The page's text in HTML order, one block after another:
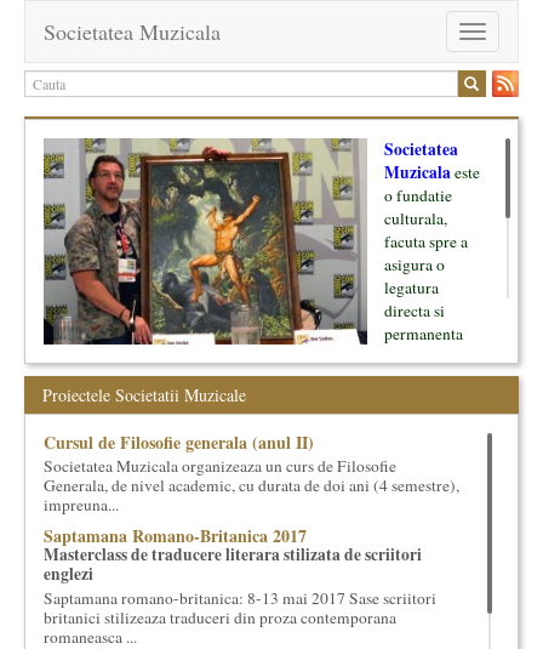
Toggle
navigation
Societatea Muzicala
Societatea
Muzicalaeste
o fundatie
culturala,
facuta spre a
asigura o
legatura
directa si
permanenta
oamenii ei, pe
inceput cu muzica clasica - si de aici numele -, insa acum
dezvoltam proiecte si in alte domenii ale culturii.
Facem management cultural, dezvoltam si administram proiecte
proprii sau preluate, modele si sisteme de finantare, marketing
cultural si consultanta. Organizam concursuri, concerte si
evenimente culturale, private sau publice, tinem cursuri de
cultura generala muzicala, teatrala, filosofica si de alte feluri.
Cuvinte in plus despre proiect, despre cei care il administreaza si
Proiectele Societatii Muzicale
Cursul de Filosofie generala (anul II)
Societatea Muzicala organizeaza un curs de Filosofie
Generala, de nivel academic, cu durata de doi ani (4 semestre),
impreuna...
Saptamana Romano-Britanica 2017
Masterclass de traducere literara stilizata de scriitori
englezi
Saptamana romano-britanica: 8-13 mai 2017 Sase scriitori
britanici stilizeaza traduceri din proza contemporana
romaneasca ...